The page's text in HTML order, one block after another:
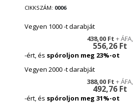
CIKKSZÁM 0006
Vegyen 1000 -t darabját
556,26 Ft
438,00 Ft
-ért, és spóroljon meg 23%-ot
Vegyen 2000 -t darabját
492,76 Ft
388,00 Ft
-ért, és spóroljon meg 31%-ot